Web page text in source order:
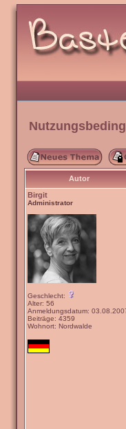
Autor
Birgit
Administrator
Geschlecht:
Alter: 56
Anmeldungsdatum:
Beiträge: 4359
Wohnort: Nordwalde